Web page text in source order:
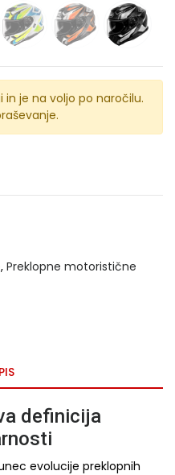
je na voljo po naročilu.
, Preklopne motoristične
definicija
evolucije preklopnih